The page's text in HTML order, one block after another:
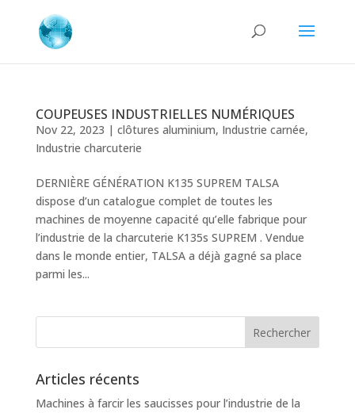
COUPEUSES INDUSTRIELLES NUMÉRIQUES
Nov 22, 2023 | clôtures aluminium, Industrie carnée,
Industrie charcuterie
DERNIÈRE GÉNÉRATION K135 SUPREM TALSA
dispose d’un catalogue complet de toutes les
machines de moyenne capacité qu’elle fabrique pour
l’industrie de la charcuterie K135s SUPREM . Vendue
dans le monde entier, TALSA a déjà gagné sa place
parmi les...
Articles récents
Machines à farcir les saucisses pour l’industrie de la